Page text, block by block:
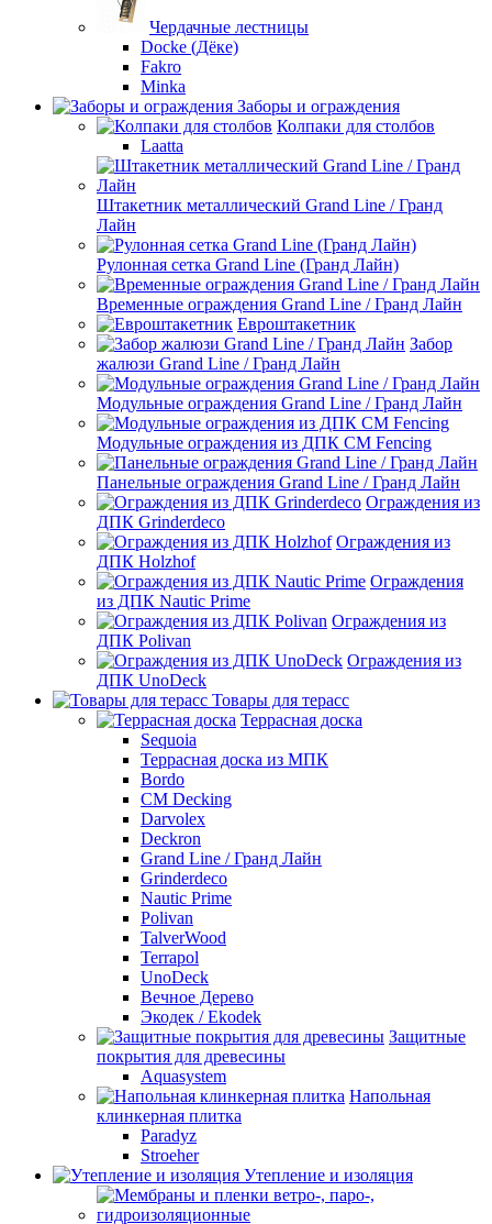
Чердачные лестницы
Docke (Дёке)
Fakro
Minka
Заборы и ограждения
Колпаки для столбов
Laatta
Штакетник металлический Grand Line / Гранд
Лайн
Рулонная сетка Grand Line (Гранд Лайн)
Временные ограждения Grand Line / Гранд Лайн
Евроштакетник
Забор
жалюзи Grand Line / Гранд Лайн
Модульные ограждения Grand Line / Гранд Лайн
Модульные ограждения из ДПК CM Fencing
Панельные ограждения Grand Line / Гранд Лайн
Ограждения из
ДПК Grinderdeco
Ограждения из
ДПК Holzhof
Ограждения
из ДПК Nautic Prime
Ограждения из
ДПК Polivan
Ограждения из
ДПК UnoDeck
Товары для терасс
Террасная доска
Sequoia
Террасная доска из МПК
Bordo
CM Decking
Darvolex
Deckron
Grand Line / Гранд Лайн
Grinderdeco
Nautic Prime
Polivan
TalverWood
Terrapol
UnoDeck
Вечное Дерево
Экодек / Ekodek
Защитные
покрытия для древесины
Aquasystem
Напольная
клинкерная плитка
Paradyz
Stroeher
Утепление и изоляция